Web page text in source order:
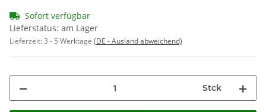
Sofort verfügbar
Lieferstatus: am Lager
Lieferzeit:3 - 5 Werktage (DE - Ausland abweichend)
Stck